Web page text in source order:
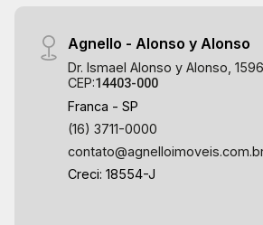
Agnello - Alonso y Alonso
Dr. Ismael Alonso y Alonso,
CEP:14403-000
Franca - SP
(16) 3711-0000
Creci: 18554-J